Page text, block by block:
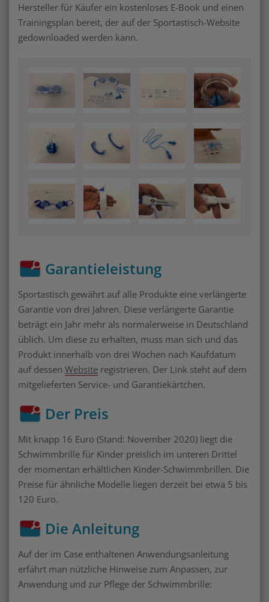
Hersteller für Käufer ein kostenloses E-Book und einen
Trainingsplan bereit, der auf der Sportastisch-Website
gedownloaded werden kann.
Garantieleistung
Sportastisch gewährt auf alle Produkte eine verlängerte
Garantie von drei Jahren. Diese verlängerte Garantie
beträgt ein Jahr mehr als normalerweise in Deutschland
üblich. Um diese zu erhalten, muss man sich und das
Produkt innerhalb von drei Wochen nach Kaufdatum
auf dessen Website registrieren. Der Link steht auf dem
mitgelieferten Service- und Garantiekärtchen.
Der Preis
Mit knapp 16 Euro (Stand: November 2020) liegt die
Schwimmbrille für Kinder preislich im unteren Drittel
der momentan erhältlichen Kinder-Schwimmbrillen. Die
Preise für ähnliche Modelle liegen derzeit bei etwa 5 bis
120 Euro.
Die Anleitung
Auf der im Case enthaltenen Anwendungsanleitung
erfährt man nützliche Hinweise zum Anpassen, zur
Anwendung und zur Pflege der Schwimmbrille: